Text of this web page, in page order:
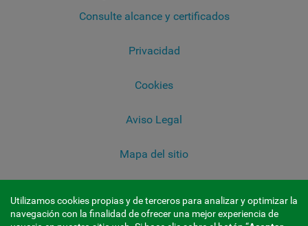
Consulte alcance y certificados
Privacidad
Cookies
Aviso Legal
Mapa del sitio
Utilizamos cookies propias y de terceros para analizar y optimizar la
navegación con la finalidad de ofrecer una mejor experiencia de